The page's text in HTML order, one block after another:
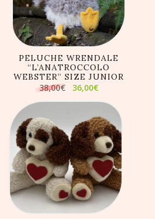
PELUCHE WRENDALE
“L’ANATROCCOLO
WEBSTER” SIZE JUNIOR
38,00€ Il
prezzo
originale
38,00€.
36,00€Il
attuale
36,00€.
AGGIUNGI AL
CARRELLO